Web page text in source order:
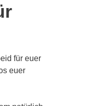
für euer
euer